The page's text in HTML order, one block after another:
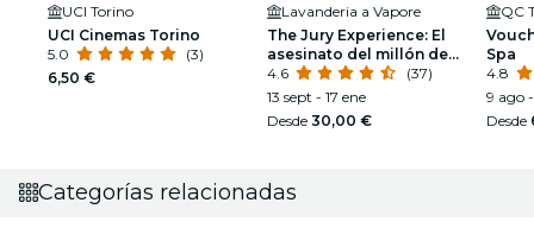
UCI Torino
UCI Cinemas Torino
5.0
(3)
6,50 €
Lavanderia a Vapore
The Jury Experience: El
asesinato del millón de
dólares
4.6
(37)
13 sept - 17 ene
Desde 30,00 €
QC
Spa
4.8
9 ago
Desde
Categorías relacionadas